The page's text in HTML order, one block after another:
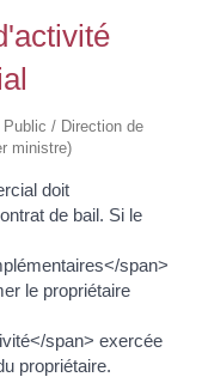
/ Direction de
ministre)
doit
de bail. Si le
span>
le propriétaire
span> exercée
propriétaire.